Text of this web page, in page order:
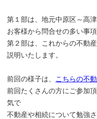
第１部は、地元中原区～高
お客様から問合せの多い事項
第２部は、これからの不動
説明いたします。
前回の様子は、 こちらの不
前回たくさんの方にご参加
気で
不動産や相続について勉強さ